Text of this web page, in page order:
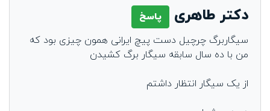
دکتر طاهری
پاسخ
سیگاربرگ چرچیل دست پیچ ایرانی همون چیزی بود که
من با ده سال سابقه سیگار برگ کشیدن
از یک سیگار انتظار داشتم